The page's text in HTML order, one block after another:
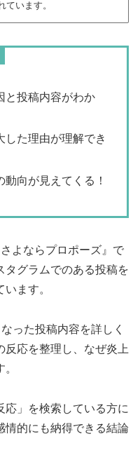
ています。
と投稿内容がわか
した理由が理解でき
向が見えてくる！
よならプロポーズ』で
タグラムでのある投稿を
ます。
った投稿内容を詳しく
反応を整理し、なぜ炎上
応」を検索している方に
情的にも納得できる結論